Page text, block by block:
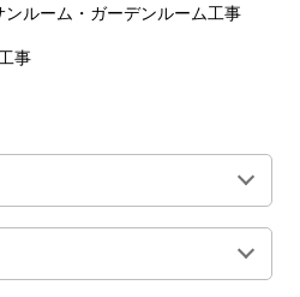
ンルーム・ガーデンルーム工事
事
前後 250万円前後